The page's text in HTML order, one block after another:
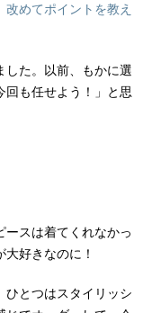
めてポイントを教え
した。以前、もかに選
回も任せよう！」と思
ースは着てくれなかっ
好きなのに！
ひとつはスタイリッシ